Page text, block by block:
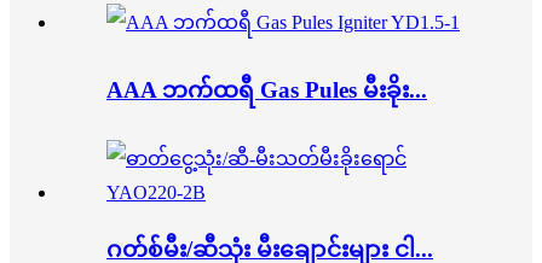
AAA ဘက်ထရီ Gas Pules မီးခိုး...
ဂတ်စ်မီး/ဆီသုံး မီးချောင်းများ ငါ...